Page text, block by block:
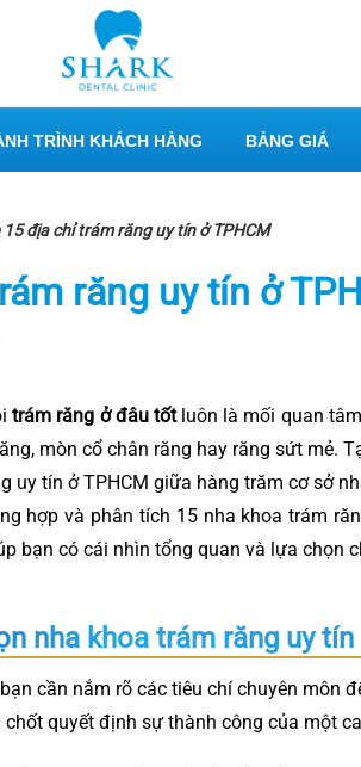
TRÌNH KHÁCH HÀNG BẢNG GIÁ
địa chỉ trám răng uy tín ở TPHCM
răng uy tín ở
trám răng ở đâu tốtluôn là mối quan
mòn cổ chân răng hay răng sứt mẻ.
uy tín ở TPHCM giữa hàng trăm cơ sở
hợp và phân tích 15 nha khoa trám
bạn có cái nhìn tổng quan và lựa chọn
nha khoa trám răng uy tín
cần nắm rõ các tiêu chí chuyên môn
quyết định sự thành công của một